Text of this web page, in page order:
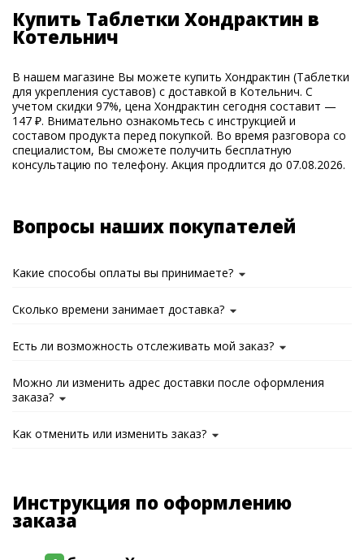
Купить Таблетки Хондрактин в
Котельнич
В нашем магазине Вы можете купить Хондрактин (Таблетки
для укрепления суставов) с доставкой в Котельнич. С
учетом скидки 97%, цена Хондрактин сегодня составит —
147 ₽. Внимательно ознакомьтесь с инструкцией и
составом продукта перед покупкой. Во время разговора со
специалистом, Вы сможете получить бесплатную
консультацию по телефону. Акция продлится до 07.08.2026.
Вопросы наших покупателей
Какие способы оплаты вы принимаете?
Сколько времени занимает доставка?
Есть ли возможность отслеживать мой заказ?
Можно ли изменить адрес доставки после оформления
заказа?
Как отменить или изменить заказ?
Инструкция по оформлению
заказа